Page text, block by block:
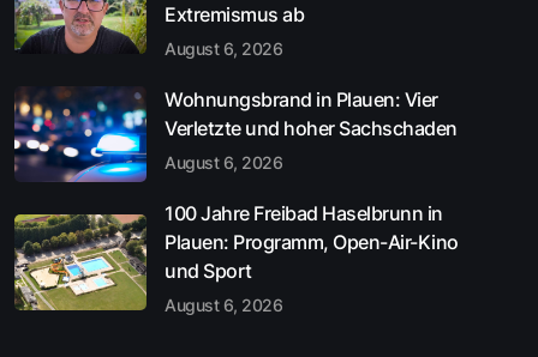
Extremismus ab
August 6, 2026
Wohnungsbrand in Plauen: Vier
Verletzte und hoher Sachschaden
August 6, 2026
100 Jahre Freibad Haselbrunn in
Plauen: Programm, Open-Air-Kino
und Sport
August 6, 2026